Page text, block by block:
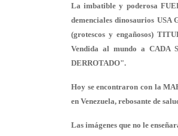
La imbatible y poderosa
demenciales dinosaurios USA
(grotescos y engañosos)
Vendida al mundo a CADA
DERROTADO".
Hoy se encontraron con la
en Venezuela, rebosante de
Las imágenes que no le